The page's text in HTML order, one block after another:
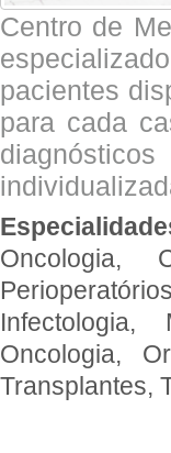
Centro de
pacientes
para cada
Oncologia,
Infectologia,
Oncologia,
Transplantes,